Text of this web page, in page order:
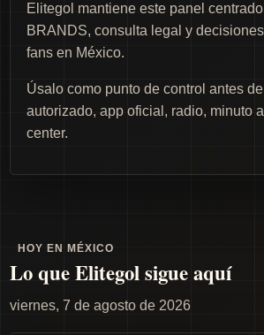
Elitegol mantiene este panel
BRANDS, consulta legal y
fans en México.
Úsalo como punto de control antes
autorizado, app oficial, radio, minuto
center.
HOY EN MÉXICO
Lo que Elitegol sigue aquí
viernes, 7 de agosto de 2026